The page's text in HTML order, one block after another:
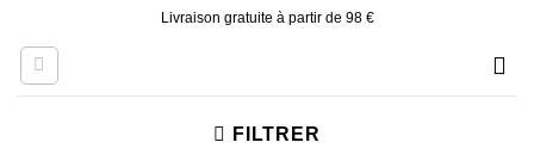
content
Livraison gratuite à partir de 98 €
FILTRER